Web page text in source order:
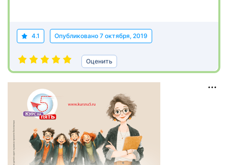
4.1 Опубликовано 7 октября, 2019
Оценить